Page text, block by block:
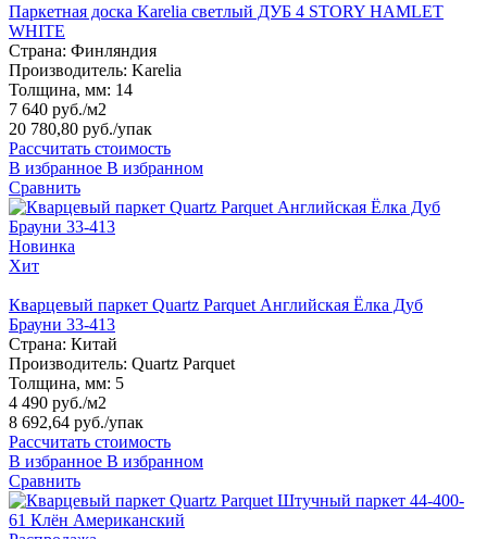
Паркетная доска Karelia светлый ДУБ 4 STORY HAMLET
WHITE
Страна: Финляндия
Производитель: Karelia
Толщина, мм: 14
7 640 руб./м2
20 780,80 руб./упак
Рассчитать стоимость
В избранное В избранном
Сравнить
Новинка
Хит
Кварцевый паркет Quartz Parquet Английская Ёлка Дуб
Брауни 33-413
Страна: Китай
Производитель: Quartz Parquet
Толщина, мм: 5
4 490 руб./м2
8 692,64 руб./упак
Рассчитать стоимость
В избранное В избранном
Сравнить